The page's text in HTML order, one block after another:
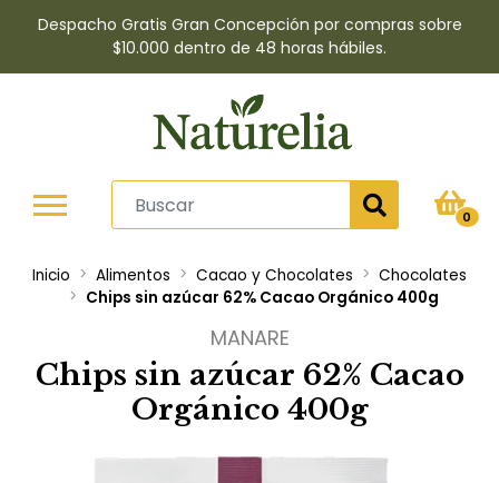
Despacho Gratis Gran Concepción por compras sobre
$10.000 dentro de 48 horas hábiles.
0
Inicio Alimentos Cacao y Chocolates
Chocolates
Chips sin azúcar 62% Cacao Orgánico 400g
MANARE
Chips sin azúcar 62% Cacao
Orgánico 400g